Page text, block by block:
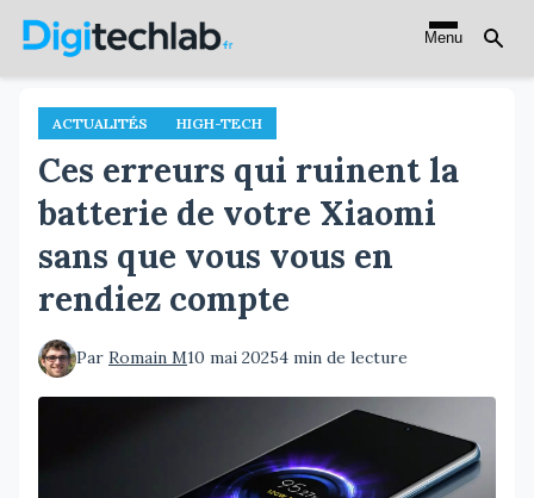
Aller
principal
Menu
ACTUALITÉS HIGH-TECH
Ces erreurs qui ruinent la
batterie de votre Xiaomi
sans que vous vous en
rendiez compte
Par Romain M10 mai 20254 min de lecture